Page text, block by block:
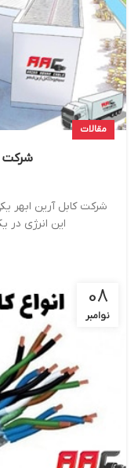
مقالات
شرکت
شرکت کابل آرین ابهر
این انرژی در
08
نوامبر